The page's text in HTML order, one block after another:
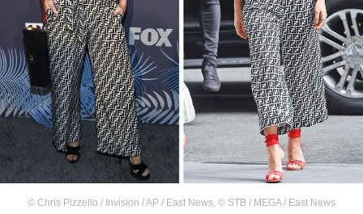
© Chris Pizzello / Invision / AP / East News © STB / MEGA / East News